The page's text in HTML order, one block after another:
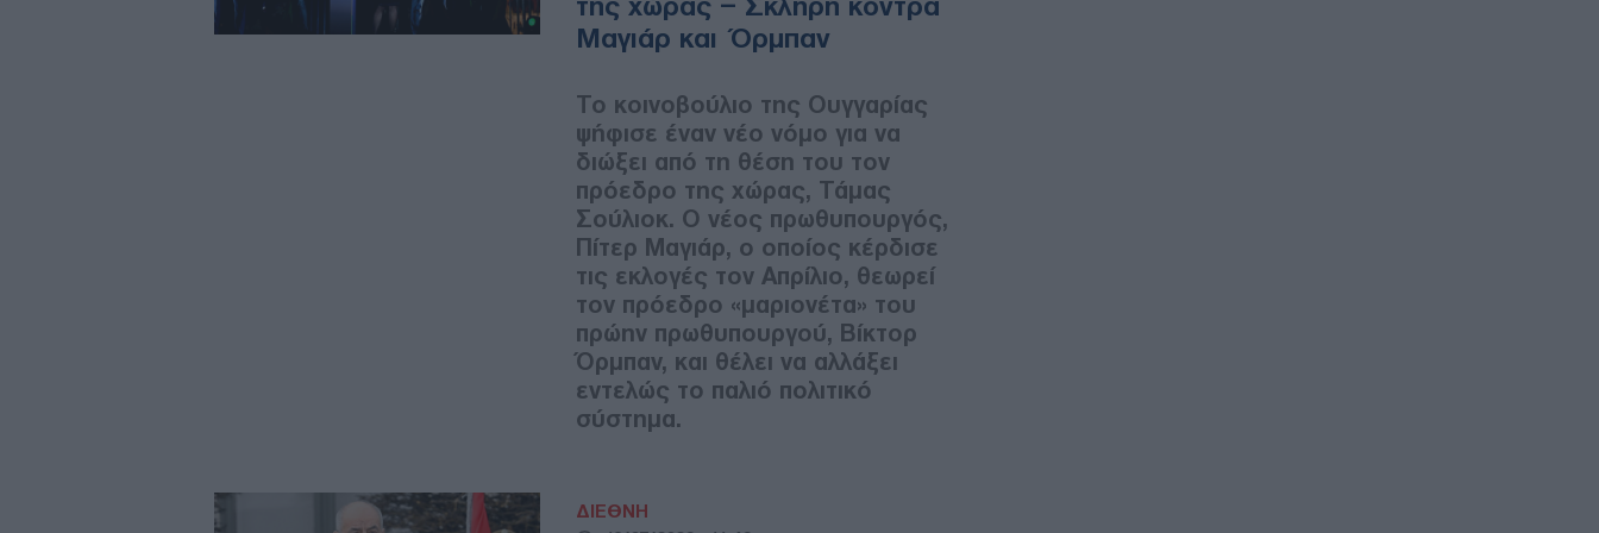
της χώρας – Σκληρή κόντρα
Μαγιάρ και Όρμπαν
Το κοινοβούλιο της Ουγγαρίας
ψήφισε έναν νέο νόμο για να
διώξει από τη θέση του τον
πρόεδρο της χώρας, Τάμας
Σούλιοκ. Ο νέος πρωθυπουργός,
Πίτερ Μαγιάρ, ο οποίος κέρδισε
τις εκλογές τον Απρίλιο, θεωρεί
τον πρόεδρο «μαριονέτα» του
πρώην πρωθυπουργού, Βίκτορ
Όρμπαν, και θέλει να αλλάξει
εντελώς το παλιό πολιτικό
σύστημα.
ΔΙΕΘΝΗ